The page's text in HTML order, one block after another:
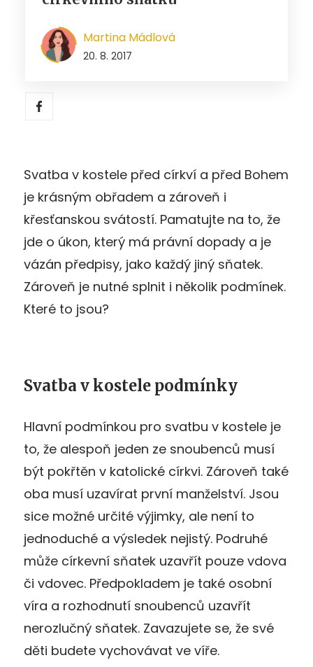
Martina Mádlová
20. 8. 2017
Svatba v kostele před církví a před Bohem
je krásným obřadem a zároveň i
křesťanskou svátostí. Pamatujte na to, že
jde o úkon, který má právní dopady a je
vázán předpisy, jako každý jiný sňatek.
Zároveň je nutné splnit i několik podmínek.
Které to jsou?
Svatba v kostele podmínky
Hlavní podmínkou pro svatbu v kostele je
to, že alespoň jeden ze snoubenců musí
být pokřtěn v katolické církvi. Zároveň také
oba musí uzavírat první manželství. Jsou
sice možné určité výjimky, ale není to
jednoduché a výsledek nejistý. Podruhé
může církevní sňatek uzavřít pouze vdova
či vdovec. Předpokladem je také osobní
víra a rozhodnutí snoubenců uzavřít
nerozlučný sňatek. Zavazujete se, že své
děti budete vychovávat ve víře.